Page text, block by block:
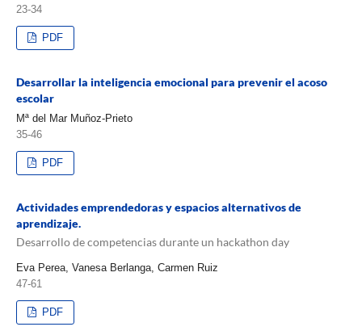
23-34
PDF
Desarrollar la inteligencia emocional para prevenir el acoso
escolar
Mª del Mar Muñoz-Prieto
35-46
PDF
Actividades emprendedoras y espacios alternativos de
aprendizaje.
Desarrollo de competencias durante un hackathon day
Eva Perea, Vanesa Berlanga, Carmen Ruiz
47-61
PDF